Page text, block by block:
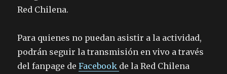
Red Chilena.
Para quienes no puedan asistir a la actividad,
podrán seguir la transmisión en vivo a través
del fanpage deFacebook de la Red Chilena